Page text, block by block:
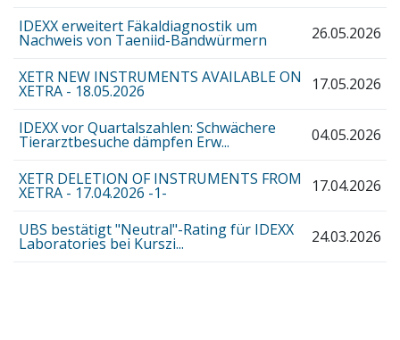
IDEXX erweitert Fäkaldiagnostik um
Nachweis von Taeniid-Bandwürmern 26.05.2026
XETR NEW INSTRUMENTS AVAILABLE ON
XETRA - 18.05.2026 17.05.2026
IDEXX vor Quartalszahlen: Schwächere
Tierarztbesuche dämpfen Erw... 04.05.2026
XETR DELETION OF INSTRUMENTS FROM
XETRA - 17.04.2026 -1- 17.04.2026
UBS bestätigt "Neutral"-Rating für IDEXX
Laboratories bei Kurszi... 24.03.2026